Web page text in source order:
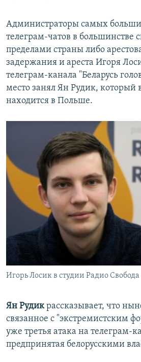
Администраторы самых
телеграм-чатов в большинстве
пределами страны либо
задержания и ареста Игоря
телеграм-канала "Беларусь
место занял Ян Рудик, который
находится в Польше.
Игорь Лосик в студии Радио Свобода
Ян Рудикрассказывает, что
связанное с "экстремистским
уже третья атака на телеграм-
предпринятая белорусскими